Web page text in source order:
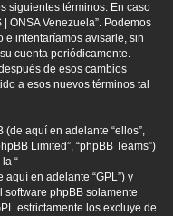
siguientes términos. En caso
ONSA Venezuela”. Podemos
e intentaríamos avisarle, sin
cuenta periódicamente.
de esos cambios
a esos nuevos términos tal
aquí en adelante “ellos”,
Limited”, “phpBB Teams”)
“
aquí en adelante “GPL”) y
software phpBB solamente
estrictamente los excluye de